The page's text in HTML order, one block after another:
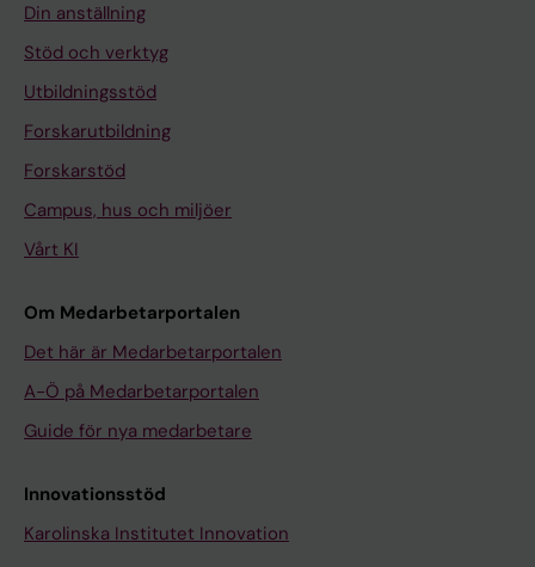
Din anställning
Stöd och verktyg
Utbildningsstöd
Forskarutbildning
Forskarstöd
Campus, hus och miljöer
Vårt KI
Om Medarbetarportalen
Det här är Medarbetarportalen
A-Ö på Medarbetarportalen
Guide för nya medarbetare
Innovationsstöd
Karolinska Institutet Innovation